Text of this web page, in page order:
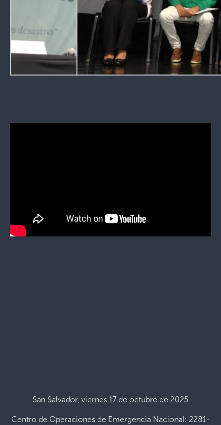
San Salvador, viernes 17 de octubre de 2025
Centro de Operaciones de Emergencia Nacional: 2281-